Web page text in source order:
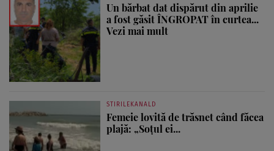
Un bărbat dat dispărut din aprilie
a fost găsit ÎNGROPAT în curtea...
Vezi mai mult
STIRILEKANALD
Femeie lovită de trăsnet când făcea
plajă: „Soțul ei...